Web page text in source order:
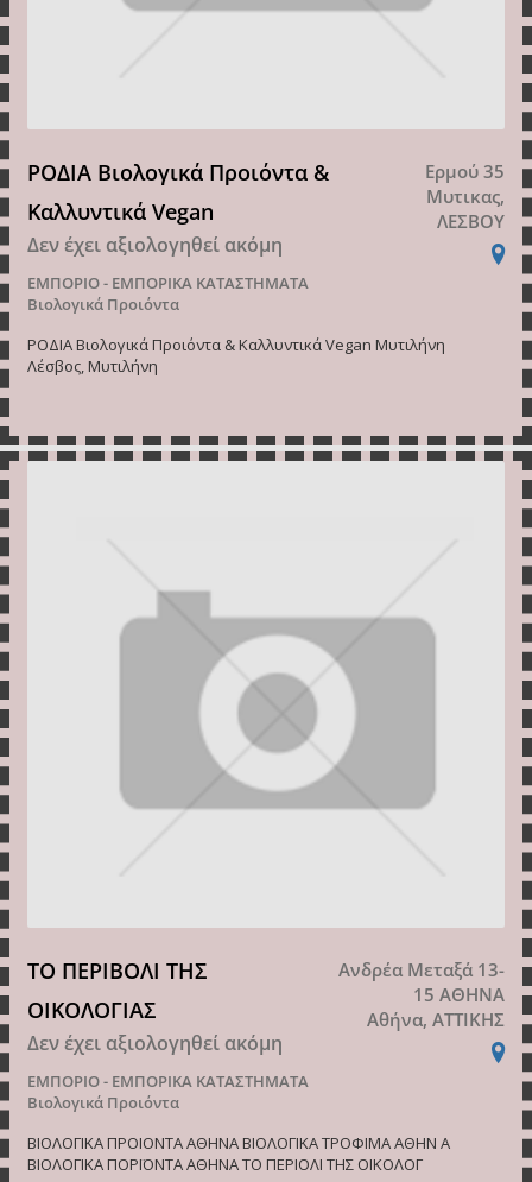
ΡΟΔΙΑ Βιολογικά Προιόντα &
Καλλυντικά Vegan
Δεν έχει αξιολογηθεί ακόμη
ΕΜΠΟΡΙΟ - ΕΜΠΟΡΙΚΑ ΚΑΤΑΣΤΗΜΑΤΑ
Βιολογικά Προιόντα
Ερμού 35
Μυτικας,
ΛΕΣΒΟΥ
ΡΟΔΙΑ Βιολογικά Προιόντα & Καλλυντικά Vegan Mυτιλήνη
Λέσβος, Μυτιλήνη
ΤΟ ΠΕΡΙΒΟΛΙ ΤΗΣ
ΟΙΚΟΛΟΓΙΑΣ
Δεν έχει αξιολογηθεί ακόμη
ΕΜΠΟΡΙΟ - ΕΜΠΟΡΙΚΑ ΚΑΤΑΣΤΗΜΑΤΑ
Βιολογικά Προιόντα
Ανδρέα Μεταξά 13-
15 ΑΘΗΝΑ
Αθήνα, ΑΤΤΙΚΗΣ
ΒΙΟΛΟΓΙΚΑ ΠΡΟΙΟΝΤΑ ΑΘΗΝΑ ΒΙΟΛΟΓΙΚΑ ΤΡΟΦΙΜΑ ΑΘΗΝ Α
ΒΙΟΛΟΓΙΚΑ ΠΟΡΪΟΝΤΑ ΑΘΗΝΑ ΤΟ ΠΕΡΙΟΛΙ ΤΗΣ ΟΙΚΟΛΟΓ